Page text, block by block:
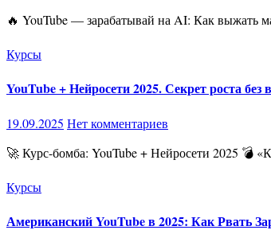
🔥 YouTube — зарабатывай на AI: Как
Курсы
YouTube + Нейросети 2025. Секрет роста без
19.09.2025 Нет комментариев
🚀 Курс-бомба: YouTube + Нейросети 2025
Курсы
Американский YouTube в 2025: Как Рвать